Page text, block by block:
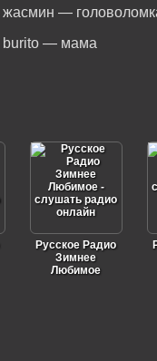
жасмин —
burito — мама
Русское Радио
Зимнее
Любимое